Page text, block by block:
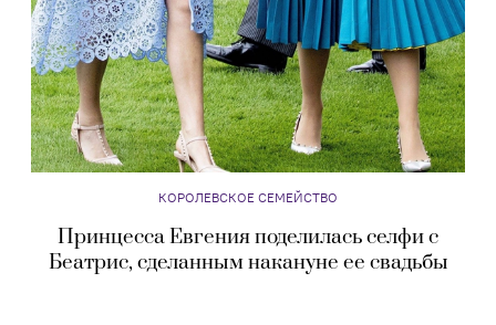
КОРОЛЕВСКОЕ СЕМЕЙСТВО
Принцесса Евгения поделилась селфи с
Беатрис, сделанным накануне ее свадьбы